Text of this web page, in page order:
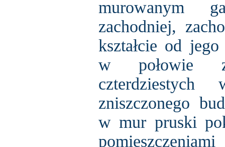
murowanym
zachodniej,
kształcie od
w połowie
zniszczonego
w mur pruski